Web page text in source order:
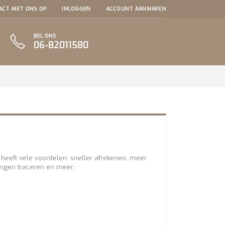
MET ONS OP INLOGGEN ACCOUNT AANMAKEN
BEL ONS
06-82011580
vele voordelen: sneller afrekenen, meer
traceren en meer.